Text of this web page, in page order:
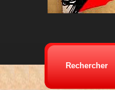
Rechercher